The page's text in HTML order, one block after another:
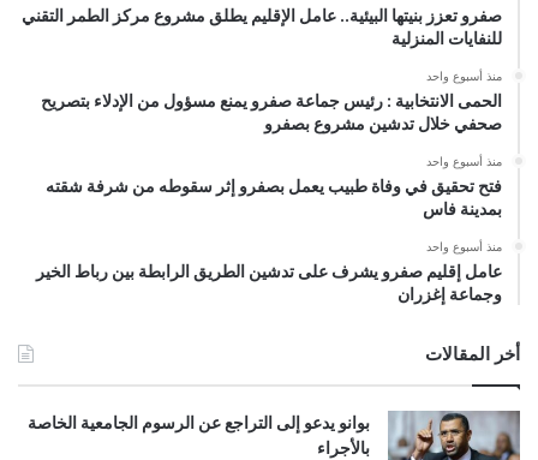
صفرو تعزز بنيتها البيئية.. عامل الإقليم يطلق مشروع مركز الطمر التقني
للنفايات المنزلية
منذ أسبوع واحد
الحمى الانتخابية : رئيس جماعة صفرو يمنع مسؤول من الإدلاء بتصريح
صحفي خلال تدشين مشروع بصفرو
منذ أسبوع واحد
فتح تحقيق في وفاة طبيب يعمل بصفرو إثر سقوطه من شرفة شقته
بمدينة فاس
منذ أسبوع واحد
عامل إقليم صفرو يشرف على تدشين الطريق الرابطة بين رباط الخير
وجماعة إغزران
أخر المقالات
بوانو يدعو إلى التراجع عن الرسوم الجامعية الخاصة
بالأجراء